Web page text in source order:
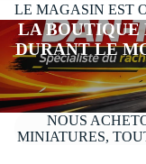
LE MAGASIN EST
LA BOUTIQUE
DURANT LE
NOUS
MINIATURES,